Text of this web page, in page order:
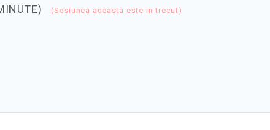
(Sesiunea aceasta este in trecut)